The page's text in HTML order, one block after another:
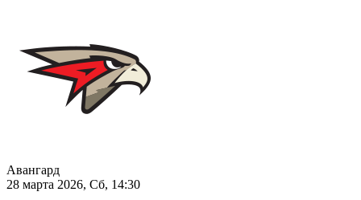
Авангард
28 марта 2026, Сб, 14:30